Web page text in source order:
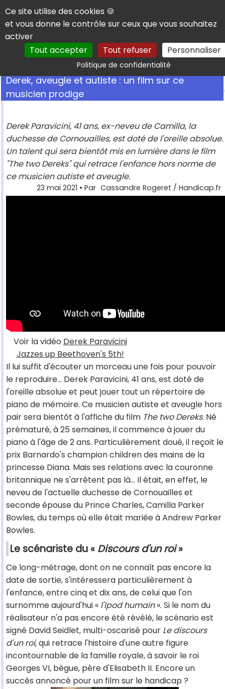
Panneau de gestion des cookies
Ce site utilise des cookies 🍪
et vous donne le contrôle sur ceux que vous souhaitez
activer
Tout accepter
Tout refuser Personnaliser
Politique de confidentialitéRechercher
Derek, aveugle et autiste : un film sur ce
musicien prodige
Derek Paravicini, 41 ans, ex-neveu de Camilla, la
duchesse de Cornouailles, est doté de l'oreille absolue.
Un talent qui sera bientôt mis en lumière dans le film
"The two Dereks" qui retrace l'enfance hors norme de
ce musicien autiste et aveugle.
23 mai 2021 • Par Cassandre Rogeret / Handicap.fr
Voir la vidéo Derek Paravicini
Jazzes up Beethoven's 5th!
Il lui suffit d'écouter un morceau une fois pour pouvoir
le reproduire... Derek Paravicini, 41 ans, est doté de
l'oreille absolue et peut jouer tout un répertoire de
piano de mémoire. Ce musicien autiste et aveugle hors
pair sera bientôt à l'affiche du film The two Dereks. Né
prématuré, à 25 semaines, il commence à jouer du
piano à l'âge de 2 ans. Particulièrement doué, il reçoit le
prix Barnardo's champion children des mains de la
princesse Diana. Mais ses relations avec la couronne
britannique ne s'arrêtent pas là... Il était, en effet, le
neveu de l'actuelle duchesse de Cornouailles et
seconde épouse du Prince Charles, Camilla Parker
Bowles, du temps où elle était mariée à Andrew Parker
Bowles.
Le scénariste du « Discours d'un roi»
Ce long-métrage, dont on ne connaît pas encore la
date de sortie, s'intéressera particulièrement à
l'enfance, entre cinq et dix ans, de celui que l'on
surnomme aujourd'hui « l'Ipod humain». Si le nom du
réalisateur n'a pas encore été révélé, le scénario est
signé David Seidlet, multi-oscarisé pour Le discours
d'un roi, qui retrace l'histoire d'une autre figure
incontournable de la famille royale, à savoir le roi
Georges VI, bègue, père d'Elisabeth II. Encore un
succès annoncé pour un film sur le handicap ?